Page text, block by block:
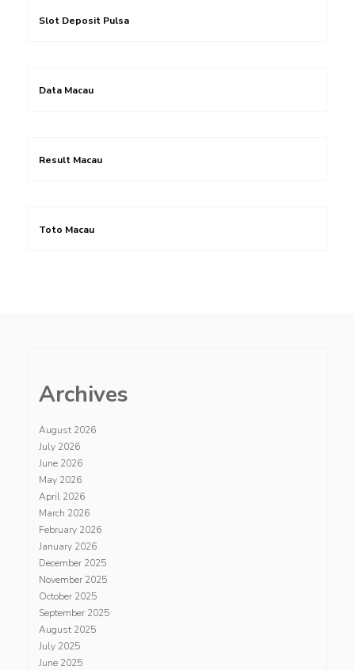
Slot Deposit Pulsa
Data Macau
Result Macau
Toto Macau
Archives
August 2026
July 2026
June 2026
May 2026
April 2026
March 2026
February 2026
January 2026
December 2025
November 2025
October 2025
September 2025
August 2025
July 2025
June 2025